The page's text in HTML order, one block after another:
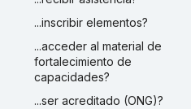
...inscribir elementos?
...acceder al material de
fortalecimiento de
capacidades?
...ser acreditado (ONG)?